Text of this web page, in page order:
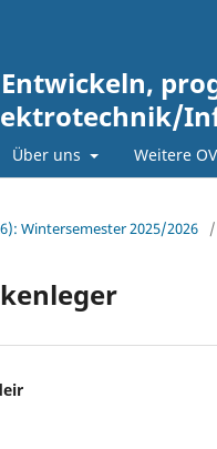
Über uns Weitere
Wintersemester 2025/2026 /